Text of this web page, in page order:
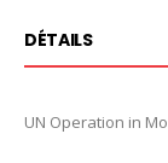
DÉTAILS
UN Operation in